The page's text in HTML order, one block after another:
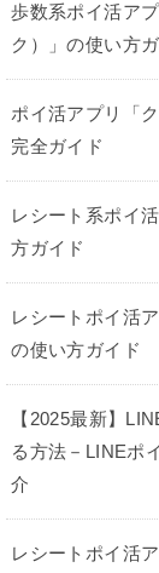
歩数系ポイ活ア
ク）」の使い方
ポイ活アプリ「
完全ガイド
レシート系ポイ
方ガイド
レシートポイ活
の使い方ガイド
【2025最新】
る方法－LINEポ
介
レシートポイ活